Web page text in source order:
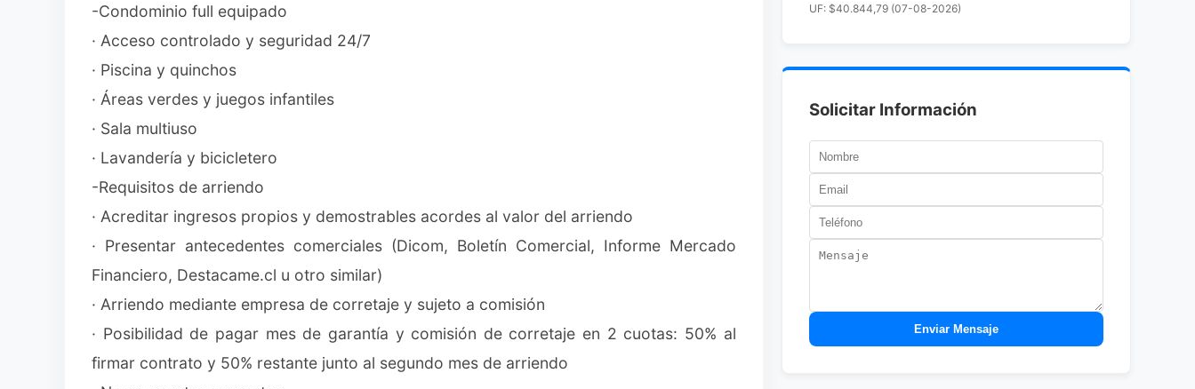
-Condominio full equipado
· Acceso controlado y seguridad 24/7
· Piscina y quinchos
· Áreas verdes y juegos infantiles
· Sala multiuso
· Lavandería y bicicletero
-Requisitos de arriendo
· Acreditar ingresos propios y demostrables acordes al valor del arriendo
· Presentar antecedentes comerciales (Dicom, Boletín Comercial, Informe Mercado
Financiero, Destacame.cl u otro similar)
· Arriendo mediante empresa de corretaje y sujeto a comisión
· Posibilidad de pagar mes de garantía y comisión de corretaje en 2 cuotas: 50% al
firmar contrato y 50% restante junto al segundo mes de arriendo
UF: $40.844,79 (07-08-2026)
Solicitar Información
Enviar Mensaje